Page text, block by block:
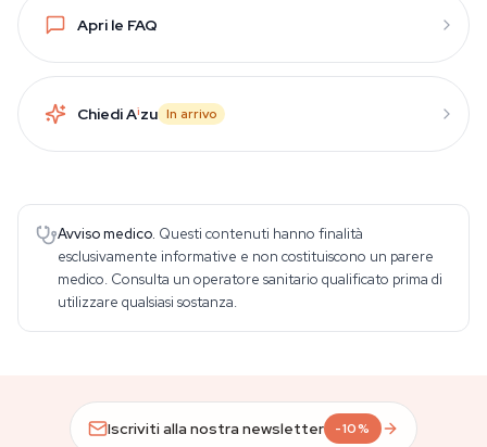
Apri le FAQ
Chiedi Aizu In arrivo
Avviso medico. Questi contenuti hanno finalità
esclusivamente informative e non costituiscono un parere
medico. Consulta un operatore sanitario qualificato prima di
utilizzare qualsiasi sostanza.
Iscriviti alla nostra newsletter -10%